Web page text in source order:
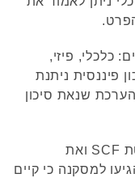
כוללת בעיקרה 4 מימדים: כלכלי, פיזי,
פיננסית ניתנת
שנאת סיכון
חוקרים רבים בדקו את מהימנות שיטת SCF ואת
למסקנה כי קיים